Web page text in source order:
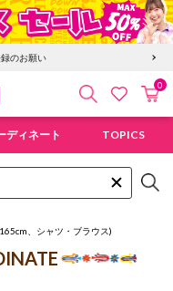
のお願い
検索 お気にカ
0
ディネート TOPICS
、シャツ・ブラウス)